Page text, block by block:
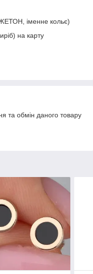
іменне кольє)
на карту
та обмін даного товару